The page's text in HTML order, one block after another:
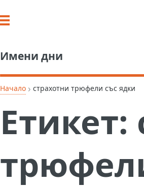
Имени дни
Начало › страхотни трюфели със ядки
Етикет: